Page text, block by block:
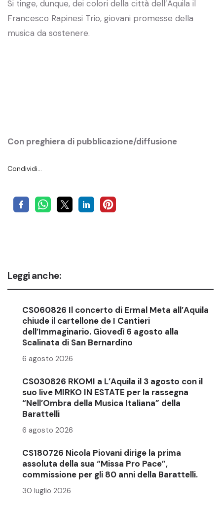
Si tinge, dunque, dei colori della città dell’Aquila il
Francesco Rapinesi Trio, giovani promesse della
musica da sostenere.
Con preghiera di pubblicazione/diffusione
Condividi…
Leggi anche:
CS060826 Il concerto di Ermal Meta all’Aquila
chiude il cartellone de I Cantieri
dell’Immaginario. Giovedì 6 agosto alla
Scalinata di San Bernardino
6 agosto 2026
CS030826 RKOMI a L’Aquila il 3 agosto con il
suo live MIRKO IN ESTATE per la rassegna
“Nell’Ombra della Musica Italiana” della
Barattelli
6 agosto 2026
CS180726 Nicola Piovani dirige la prima
assoluta della sua “Missa Pro Pace”,
commissione per gli 80 anni della Barattelli.
30 luglio 2026